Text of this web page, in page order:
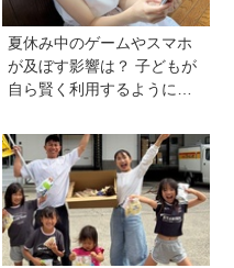
夏休み中のゲームやスマホ
が及ぼす影響は？ 子どもが
自ら賢く利用するようにな
の専門家・井上顕滋先生が
解説